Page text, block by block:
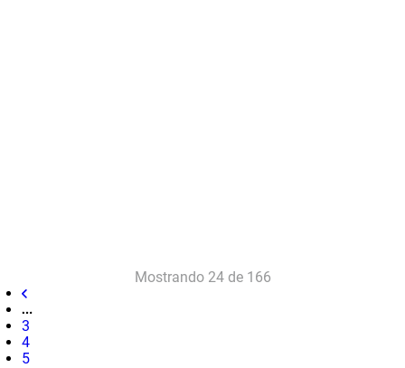
Mostrando 24 de 166
3
4
5